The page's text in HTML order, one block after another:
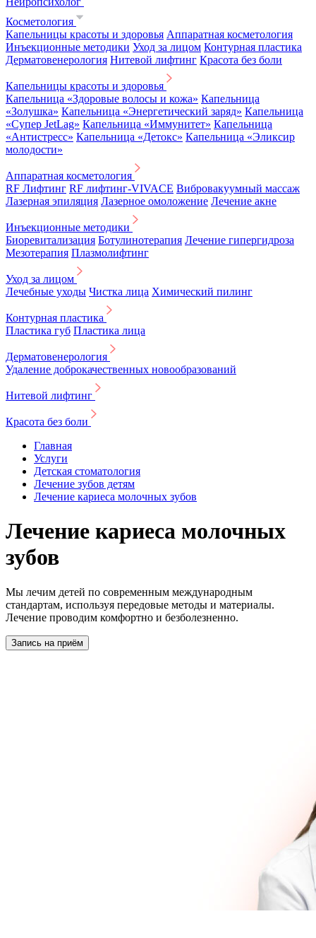
Косметология
Капельницы красоты и здоровья Аппаратная косметология
Инъекционные методики Уход за лицом Контурная пластика
Дерматовенерология Нитевой лифтинг Красота без боли
Капельницы красоты и здоровья
Капельница «Здоровые волосы и кожа» Капельница
«Золушка» Капельница «Энергетический заряд» Капельница
«Супер JetLag» Капельница «Иммунитет» Капельница
«Антистресс» Капельница «Детокс» Капельница «Эликсир
молодости»
Аппаратная косметология
RF Лифтинг RF лифтинг-VIVACE Вибровакуумный массаж
Лазерная эпиляция Лазерное омоложение Лечение акне
Инъекционные методики
Биоревитализация Ботулинотерапия Лечение гипергидроза
Мезотерапия Плазмолифтинг
Уход за лицом
Лечебные уходы Чистка лица Химический пилинг
Контурная пластика
Пластика губ Пластика лица
Дерматовенерология
Удаление доброкачественных новообразований
Нитевой лифтинг
Красота без боли
Главная
Услуги
Детская стоматология
Лечение зубов детям
Лечение кариеса молочных зубов
Лечение кариеса молочных
зубов
Мы лечим детей по современным международным
стандартам, используя передовые методы и материалы.
Лечение проводим комфортно и безболезненно.
Запись на приём